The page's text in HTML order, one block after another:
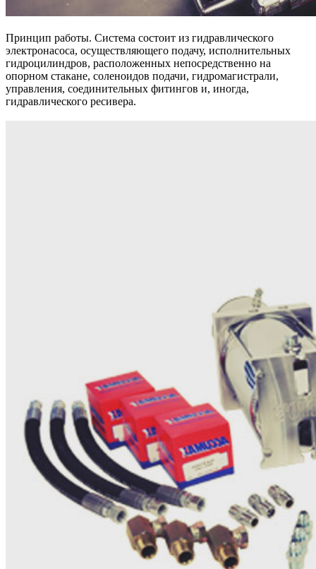
Принцип работы. Система состоит из гидравлического
электронасоса, осуществляющего подачу, исполнительных
гидроцилиндров, расположенных непосредственно на
опорном стакане, соленоидов подачи, гидромагистрали,
управления, соединительных фитингов и, иногда,
гидравлического ресивера.